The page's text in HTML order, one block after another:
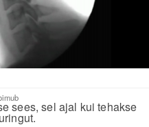
sees, sel ajal kui tehakse